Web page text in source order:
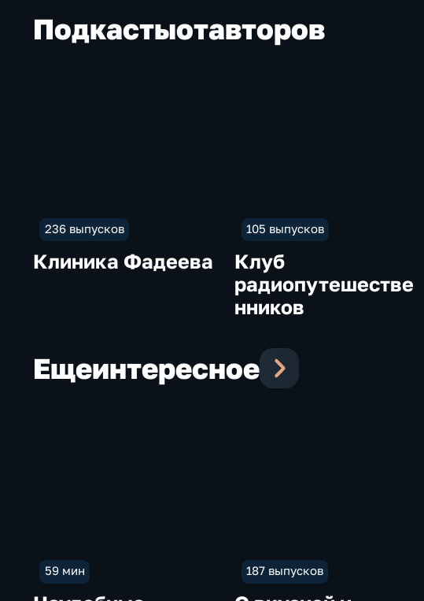
Подкастыотавторов
236 выпусков
Клиника Фадеева
105 выпусков
Клуб
радиопутешестве
нников
Ещеинтересное
59 мин 187 выпусков